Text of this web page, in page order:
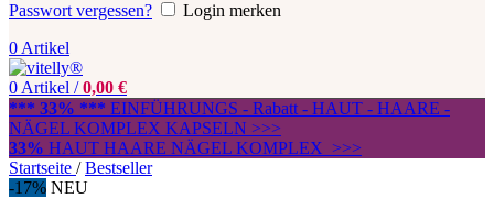
Passwort vergessen?
Login merken
0 Artikel
0 Artikel / 0,00 €
*** 33% *** EINFÜHRUNGS - Rabatt - HAUT - HAARE -
NÄGEL KOMPLEX KAPSELN >>>
33% HAUT HAARE NÄGEL KOMPLEX >>>
Startseite / Bestseller
-17% NEU